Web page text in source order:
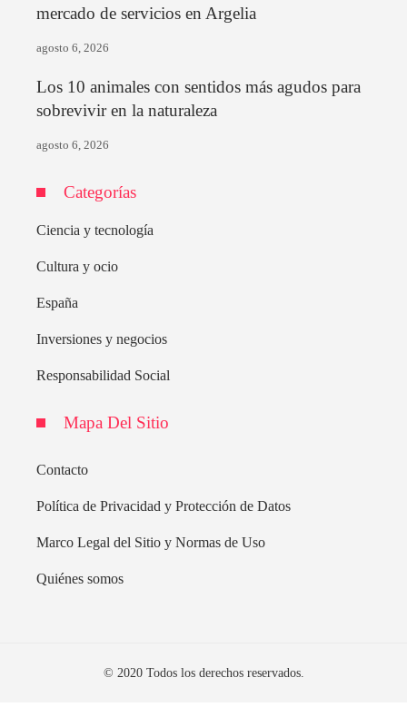
mercado de servicios en Argelia
agosto 6, 2026
Los 10 animales con sentidos más agudos para
sobrevivir en la naturaleza
agosto 6, 2026
Categorías
Ciencia y tecnología
Cultura y ocio
España
Inversiones y negocios
Responsabilidad Social
Mapa Del Sitio
Contacto
Política de Privacidad y Protección de Datos
Marco Legal del Sitio y Normas de Uso
Quiénes somos
© 2020 Todos los derechos reservados.